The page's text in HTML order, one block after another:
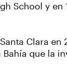
School y
Santa Clara
Bahía que la